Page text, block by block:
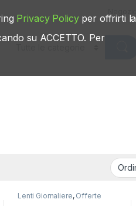
Lenti Giornaliere, Offerte
Privacy Policyper offrirti la
su ACCETTO. Per